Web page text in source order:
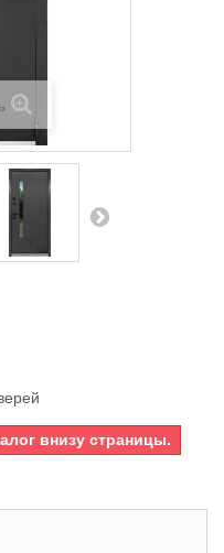
внизу страницы.